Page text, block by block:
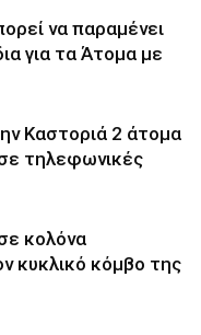
να παραμένει
για τα Άτομα με
Καστοριά 2 άτομα
τηλεφωνικές
κολόνα
κυκλικό κόμβο της